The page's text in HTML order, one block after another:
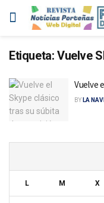
Etiqueta: Vuelve
Vuelve
BY LA
L M X